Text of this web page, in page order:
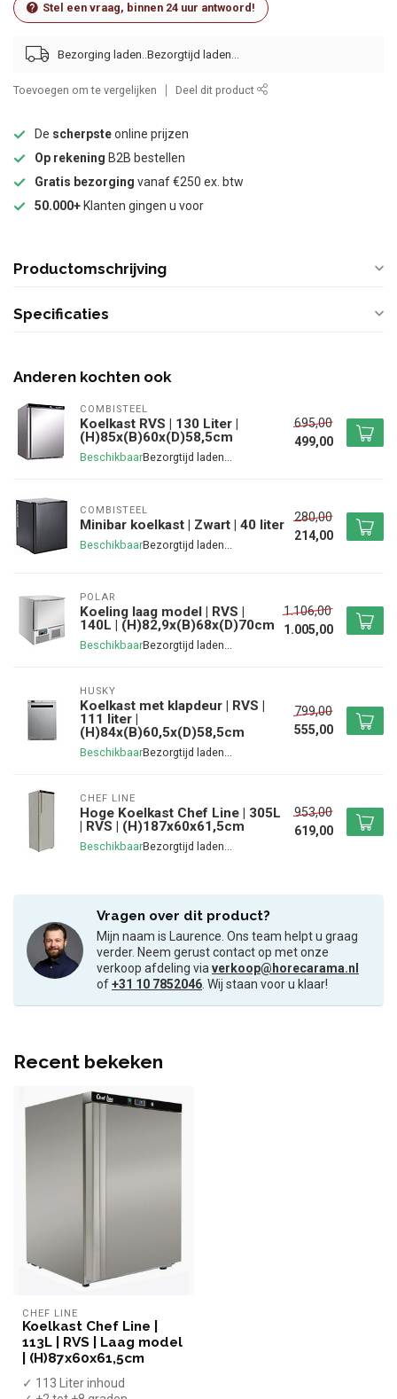
Stel een vraag, binnen 24 uur antwoord!
Bezorging laden..
Toevoegen om te vergelijken Deel dit product
De scherpsteonline prijzen
Op rekening B2B bestellen
Gratis bezorging vanaf €250 ex. btw
50.000+ Klanten gingen u voor
Productomschrijving
Specificaties
Anderen kochten ook
COMBISTEEL
Koelkast RVS | 130 Liter |
(H)85x(B)60x(D)58,5cm
Beschikbaar
695,00
499,00
COMBISTEEL
Minibar koelkast | Zwart | 40 liter
Beschikbaar
280,00
214,00
POLAR
Koeling laag model | RVS |
140L | (H)82,9x(B)68x(D)70cm
Beschikbaar
1.106,00
1.005,00
HUSKY
Koelkast met klapdeur | RVS |
111 liter |
(H)84x(B)60,5x(D)58,5cm
Beschikbaar
799,00
555,00
CHEF LINE
Hoge Koelkast Chef Line | 305L
| RVS | (H)187x60x61,5cm
Beschikbaar
953,00
619,00
Vragen over dit product?
Mijn naam is Laurence. Ons team helpt u graag
verder. Neem gerust contact op met onze
verkoop afdeling viaverkoop@horecarama.nl
of+31 10 7852046. Wij staan voor u klaar!
Recent bekeken
CHEF LINE
Koelkast Chef Line |
113L | RVS | Laag model
| (H)87x60x61,5cm
✓ 113 Liter inhoud